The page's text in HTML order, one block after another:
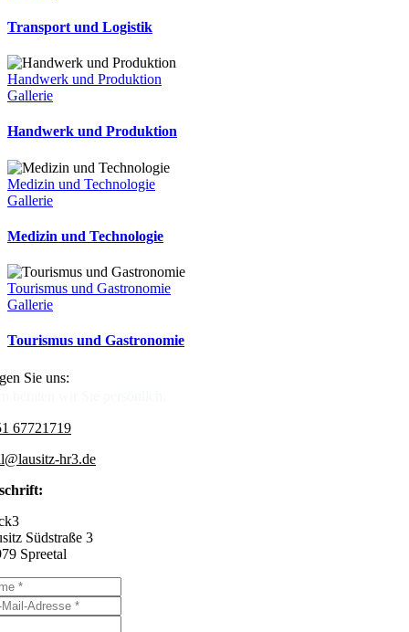
Transport und Logistik
Handwerk und Produktion
Gallerie
Handwerk und Produktion
Medizin und Technologie
Gallerie
Medizin und Technologie
Tourismus und Gastronomie
Gallerie
Tourismus und Gastronomie
Sie uns:
67721719
hr3.de
Südstraße 3
Spreetal